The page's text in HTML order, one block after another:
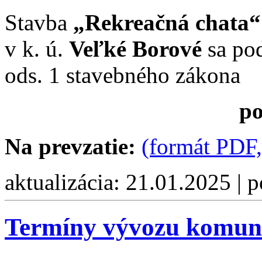
Stavba „Rekreačná chata“
v k. ú. Veľké Borové sa
ods. 1 stavebného zákona
Na prevzatie: (formát
aktualizácia: 21.01.2025 |
Termíny vývozu